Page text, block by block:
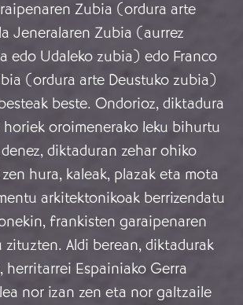
Zubia (ordura arte
Jeneralaren Zubia (aurrez
edo Udaleko zubia) edo Franco
(ordura arte Deustuko zubia)
beste. Ondorioz, diktadura
oroimenerako leku bihurtu
diktaduran zehar ohiko
hura, kaleak, plazak eta mota
arkitektonikoak berrizendatu
frankisten garaipenaren
Aldi berean, diktadurak
Espainiako Gerra
nor izan zen eta nor galtzaile